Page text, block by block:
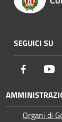
SEGUICI SU
Facebook
Organi di